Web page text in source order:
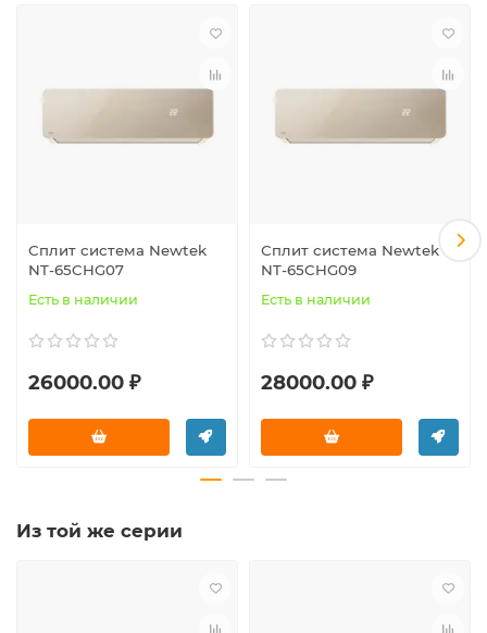
Сплит система Newtek
NT-65CHG07
Есть в наличии
26000.00 ₽
Сплит система Newtek
NT-65CHG09
Есть в наличии
28000.00 ₽
Из той же серии